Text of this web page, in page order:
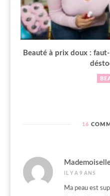
Beauté à prix doux :
16
IL Y A 9 ANS
Ma peau est